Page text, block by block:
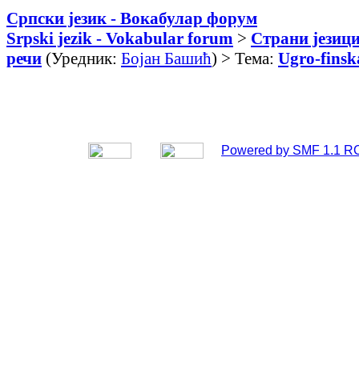
Српски језик - Вокабулар форум
Srpski jezik - Vokabular forum > Страни
речи (Уредник: Бојан Башић) > Тема: Ugro-
Powered by SMF 1.1